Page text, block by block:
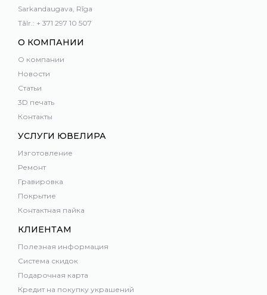
Sarkandaugava, Rīga
Tālr.: + 371 297 10 507
О КОМПАНИИ
О компании
Новости
Статьи
3D печать
Контакты
УСЛУГИ ЮВЕЛИРА
Изготовление
Ремонт
Гравировка
Покрытие
Контактная пайка
КЛИЕНТАМ
Полезная информация
Система скидок
Подарочная карта
Кредит на покупку украшений